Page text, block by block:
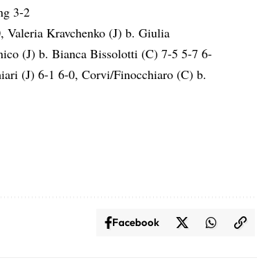
3-2
Kravchenko (J) b. Giulia
(J) b. Bianca Bissolotti (C) 7-5 5-7 6-
(J) 6-1 6-0, Corvi/Finocchiaro (C) b.
Facebook